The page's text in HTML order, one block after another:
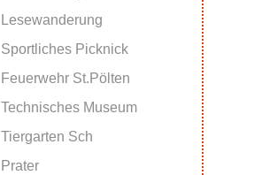
Lesewanderung
Sportliches Picknick
Feuerwehr St.Pölten
Technisches Museum
Tiergarten Sch
Prater